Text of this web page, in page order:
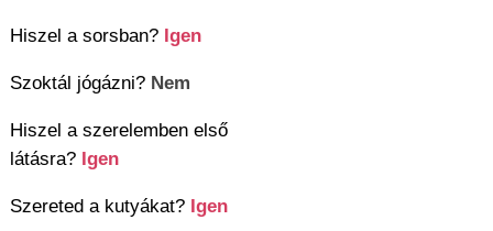
Hiszel a sorsban? Igen
Szoktál jógázni? Nem
Hiszel a szerelemben első
látásra? Igen
Szereted a kutyákat? Igen